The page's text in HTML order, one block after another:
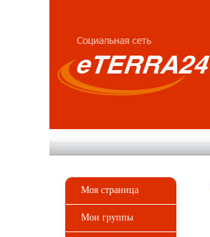
Моя страница
Мои группы